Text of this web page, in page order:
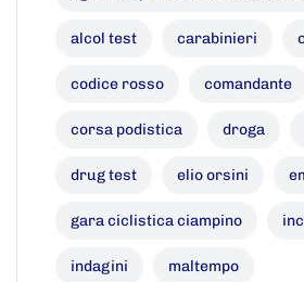
alcol test carabinieri
codice rosso comandante
corsa podistica droga
drug test elio orsini
gara ciclistica ciampino
indagini maltempo